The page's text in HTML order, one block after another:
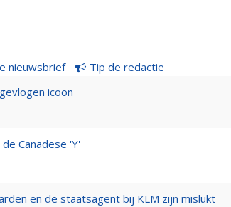
nieuwsbrief
Tip de redactie
icoon
Canadese 'Y'
en de staatsagent bij KLM zijn mislukt